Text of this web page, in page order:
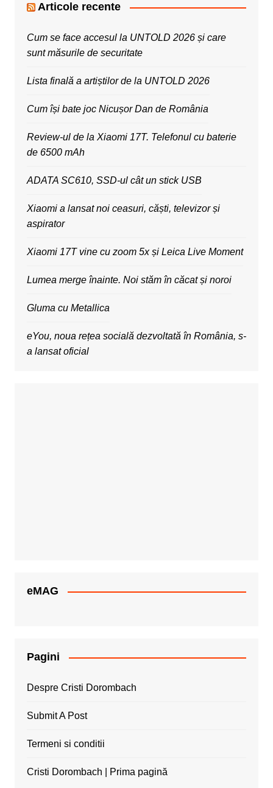
Articole recente
Cum se face accesul la UNTOLD 2026 și care
sunt măsurile de securitate
Lista finală a artiștilor de la UNTOLD 2026
Cum își bate joc Nicușor Dan de România
Review-ul de la Xiaomi 17T. Telefonul cu baterie
de 6500 mAh
ADATA SC610, SSD-ul cât un stick USB
Xiaomi a lansat noi ceasuri, căști, televizor și
aspirator
Xiaomi 17T vine cu zoom 5x și Leica Live Moment
Lumea merge înainte. Noi stăm în căcat și noroi
Gluma cu Metallica
eYou, noua rețea socială dezvoltată în România, s-
a lansat oficial
eMAG
Pagini
Despre Cristi Dorombach
Submit A Post
Termeni si conditii
Cristi Dorombach | Prima pagină